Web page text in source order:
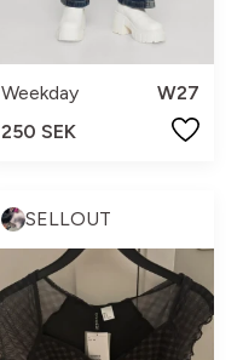
Weekday
W27
250 SEK
SELLOUT